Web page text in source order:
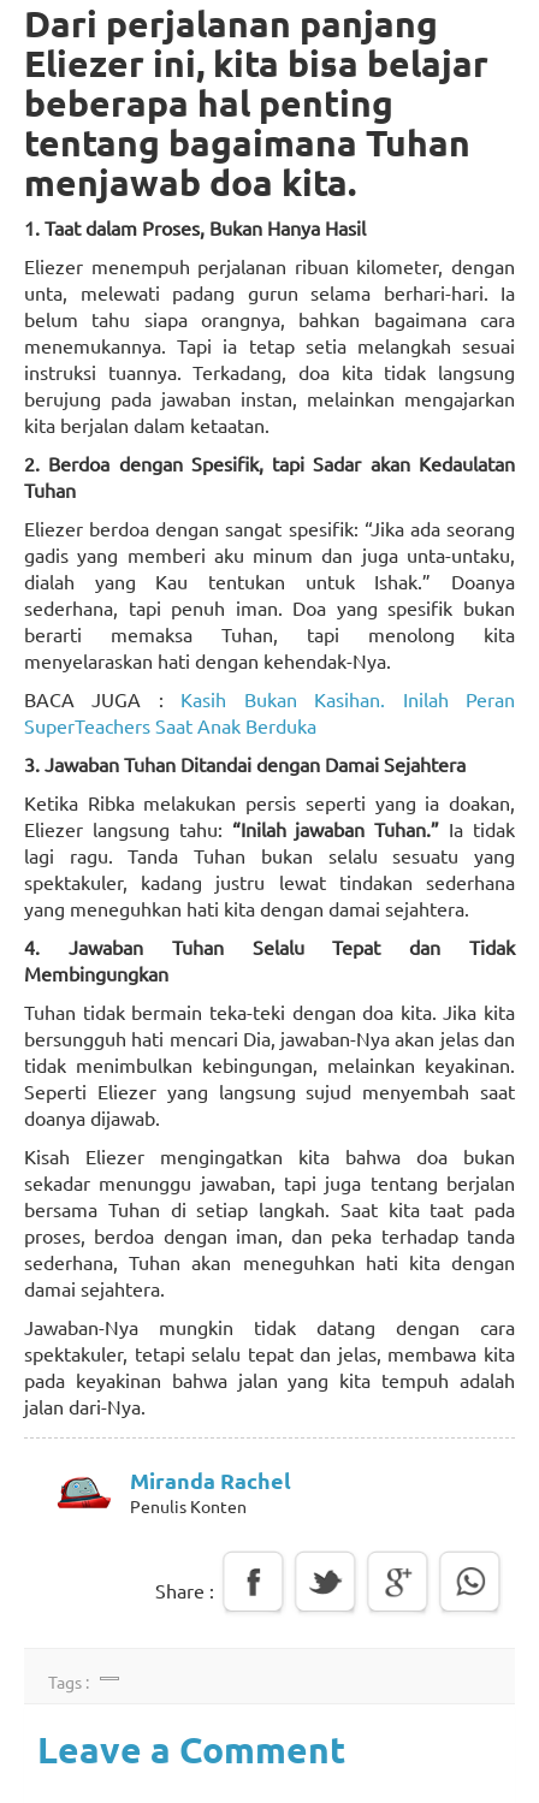
Dari perjalanan panjang
Eliezer ini, kita bisa belajar
beberapa hal penting
tentang bagaimana Tuhan
menjawab doa kita.
1. Taat dalam Proses, Bukan Hanya Hasil
Eliezer menempuh perjalanan ribuan kilometer, dengan
unta, melewati padang gurun selama berhari-hari. Ia
belum tahu siapa orangnya, bahkan bagaimana cara
menemukannya. Tapi ia tetap setia melangkah sesuai
instruksi tuannya. Terkadang, doa kita tidak langsung
berujung pada jawaban instan, melainkan mengajarkan
kita berjalan dalam ketaatan.
2. Berdoa dengan Spesifik, tapi Sadar akan Kedaulatan
Tuhan
Eliezer berdoa dengan sangat spesifik: “Jika ada seorang
gadis yang memberi aku minum dan juga unta-untaku,
dialah yang Kau tentukan untuk Ishak.” Doanya
sederhana, tapi penuh iman. Doa yang spesifik bukan
berarti memaksa Tuhan, tapi menolong kita
menyelaraskan hati dengan kehendak-Nya.
BACA JUGA : Kasih Bukan Kasihan. Inilah Peran
SuperTeachers Saat Anak Berduka
3. Jawaban Tuhan Ditandai dengan Damai Sejahtera
Ketika Ribka melakukan persis seperti yang ia doakan,
Eliezer langsung tahu: “Inilah jawaban Tuhan.” Ia tidak
lagi ragu. Tanda Tuhan bukan selalu sesuatu yang
spektakuler, kadang justru lewat tindakan sederhana
yang meneguhkan hati kita dengan damai sejahtera.
4. Jawaban Tuhan Selalu Tepat dan Tidak
Membingungkan
Tuhan tidak bermain teka-teki dengan doa kita. Jika kita
bersungguh hati mencari Dia, jawaban-Nya akan jelas dan
tidak menimbulkan kebingungan, melainkan keyakinan.
Seperti Eliezer yang langsung sujud menyembah saat
doanya dijawab.
Kisah Eliezer mengingatkan kita bahwa doa bukan
sekadar menunggu jawaban, tapi juga tentang berjalan
bersama Tuhan di setiap langkah. Saat kita taat pada
proses, berdoa dengan iman, dan peka terhadap tanda
sederhana, Tuhan akan meneguhkan hati kita dengan
damai sejahtera.
Jawaban-Nya mungkin tidak datang dengan cara
spektakuler, tetapi selalu tepat dan jelas, membawa kita
pada keyakinan bahwa jalan yang kita tempuh adalah
jalan dari-Nya.
Miranda Rachel
Penulis Konten
Share :
Tags :
Leave a Comment